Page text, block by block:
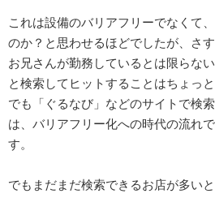
これは設備のバリアフリーでなくて
のか？と思わせるほどでしたが、さ
お兄さんが勤務しているとは限らな
と検索してヒットすることはちょっ
でも「ぐるなび」などのサイトで検
は、バリアフリー化への時代の流れ
す。
でもまだまだ検索できるお店が多い